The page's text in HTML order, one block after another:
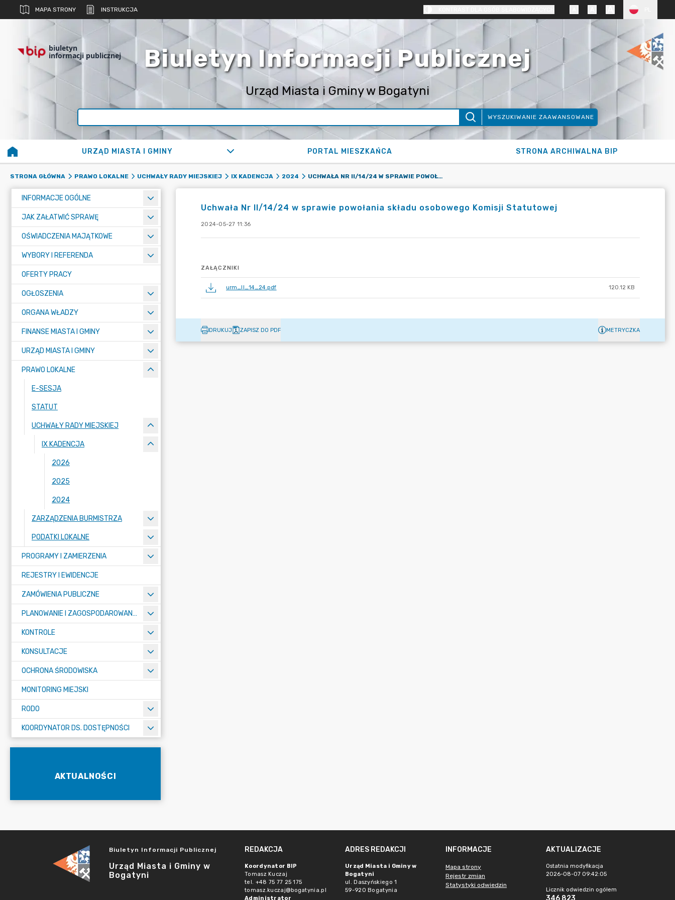
MAPA STRONY INSTRUKCJA
biuletyn
informacji publicznej Biuletyn Informacji Publicznej
Urząd Miasta i Gminy w Bogatyni
WYSZUKIWANIE ZAAWANSOWANE
URZĄD MIASTA I GMINY PORTAL MIESZKAŃCA STRONA ARCHIWALNA BIP
STRONA GŁÓWNA PRAWO LOKALNE UCHWAŁY RADY MIEJSKIEJ IX KADENCJA 2024 UCHWAŁA NR II/14/24 W SPRAWIE POWOŁANIA SKŁADU OSOBOWEGO KOMISJI STATUTOWEJ
INFORMACJE OGÓLNE
JAK ZAŁATWIĆ SPRAWĘ
OŚWIADCZENIA MAJĄTKOWE
WYBORY I REFERENDA
OFERTY PRACY
OGŁOSZENIA
ORGANA WŁADZY
FINANSE MIASTA I GMINY
URZĄD MIASTA I GMINY
PRAWO LOKALNE
E-SESJA
STATUT
UCHWAŁY RADY MIEJSKIEJ
IX KADENCJA
2026
2025
2024
ZARZĄDZENIA BURMISTRZA
PODATKI LOKALNE
PROGRAMY I ZAMIERZENIA
REJESTRY I EWIDENCJE
ZAMÓWIENIA PUBLICZNE
PLANOWANIE I ZAGOSPODAROWANIE PRZESTRZENNE
KONTROLE
KONSULTACJE
OCHRONA ŚRODOWISKA
MONITORING MIEJSKI
RODO
KOORDYNATOR DS. DOSTĘPNOŚCI
AKTUALNOŚCI
Uchwała Nr II/14/24 w sprawie powołania składu osobowego Komisji Statutowej
2024-05-27 11:36
ZAŁĄCZNIKI
urm_II_14_24.pdf 120.12 KB
DRUKUJ ZAPISZ DO PDF METRYCZKA
Biuletyn Informacji Publicznej
Urząd Miasta i Gminy w
Bogatyni
REDAKCJA
Koordynator BIP
Tomasz Kuczaj
tel. +48 75 77 25 175
tomasz.kuczaj@bogatynia.pl
Administrator
ADRES REDAKCJI
Urząd Miasta i Gminy w
Bogatyni
ul. Daszyńskiego 1
59-920 Bogatynia
INFORMACJE
Mapa strony
Rejestr zmian
Statystyki odwiedzin
AKTUALIZACJE
Ostatnia modyfikacja
2026-08-07 09:42:05
Licznik odwiedzin ogółem
346 823